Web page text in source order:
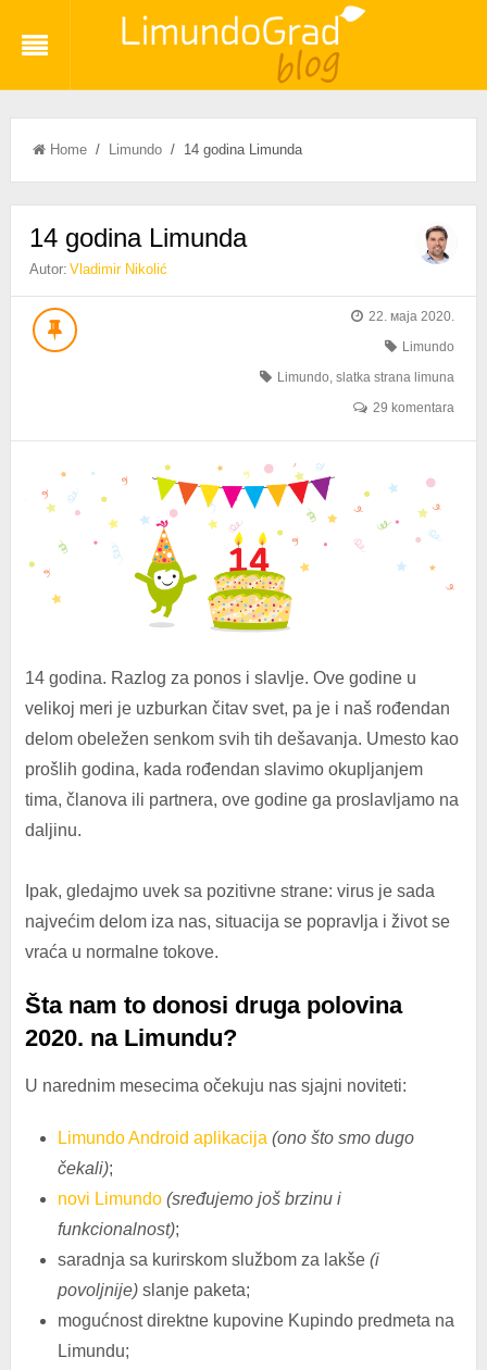
Home/ Limundo/ 14 godina Limunda
14 godina Limunda
Autor: Vladimir Nikolić
22. маја 2020.
Limundo
Limundo,slatka strana limuna
29 komentara
14 godina. Razlog za ponos i slavlje. Ove godine u
velikoj meri je uzburkan čitav svet, pa je i naš rođendan
delom obeležen senkom svih tih dešavanja. Umesto kao
prošlih godina, kada rođendan slavimo okupljanjem
tima, članova ili partnera, ove godine ga proslavljamo na
daljinu.
Ipak, gledajmo uvek sa pozitivne strane: virus je sada
najvećim delom iza nas, situacija se popravlja i život se
vraća u normalne tokove.
Šta nam to donosi druga polovina
2020. na Limundu?
U narednim mesecima očekuju nas sjajni noviteti:
Limundo Android aplikacija (ono što smo dugo
čekali);
novi Limundo (sređujemo još brzinu i
funkcionalnost);
saradnja sa kurirskom službom za lakše (i
povoljnije)slanje paketa;
mogućnost direktne kupovine Kupindo predmeta na
Limundu;